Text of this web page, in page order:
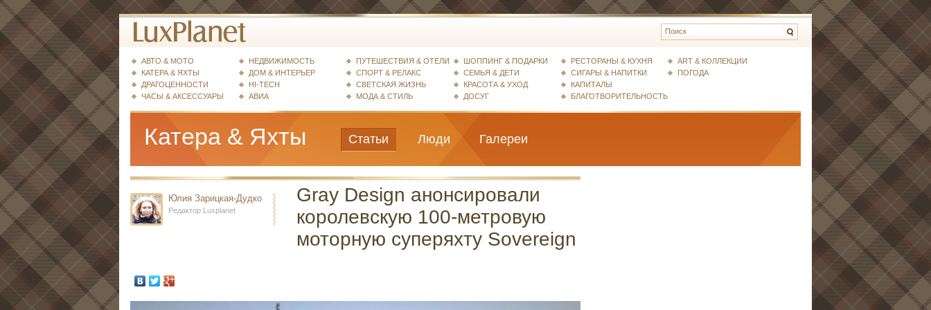
АВТО & МОТО
КАТЕРА & ЯХТЫ
ДРАГОЦЕННОСТИ
ЧАСЫ & АКСЕССУАРЫ
НЕДВИЖИМОСТЬ
ДОМ & ИНТЕРЬЕР
HI-TECH
АВИА
ПУТЕШЕСТВИЯ & ОТЕЛИ
СПОРТ & РЕЛАКС
СВЕТСКАЯ ЖИЗНЬ
МОДА & СТИЛЬ
ШОППИНГ & ПОДАРКИ
СЕМЬЯ & ДЕТИ
КРАСОТА & УХОД
ДОСУГ
РЕСТОРАНЫ & КУХНЯ
СИГАРЫ & НАПИТКИ
КАПИТАЛЫ
БЛАГОТВОРИТЕЛЬНОСТЬ
ART & КОЛЛЕКЦИИ
ПОГОДА
Катера & Яхты Статьи Люди Галереи
Юлия Зарицкая-Дудко
Редактор Luxplanet
Gray Design анонсировали
королевскую 100-метровую
моторную суперяхту Sovereign